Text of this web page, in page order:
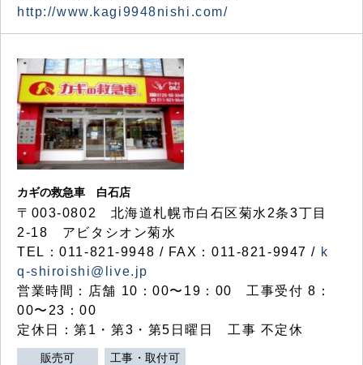
http://www.kagi9948nishi.com/
カギの救急車 白石店
〒003-0802 北海道札幌市白石区菊水2条3丁目
2-18 アビタシオン菊水
TEL：011-821-9948 / FAX：011-821-9947 / k
q-shiroishi@live.jp
営業時間：店舗 10：00〜19：00 工事受付 8：
00〜23：00
定休日：第1・第3・第5日曜日 工事 不定休
販売可 工事・取付可